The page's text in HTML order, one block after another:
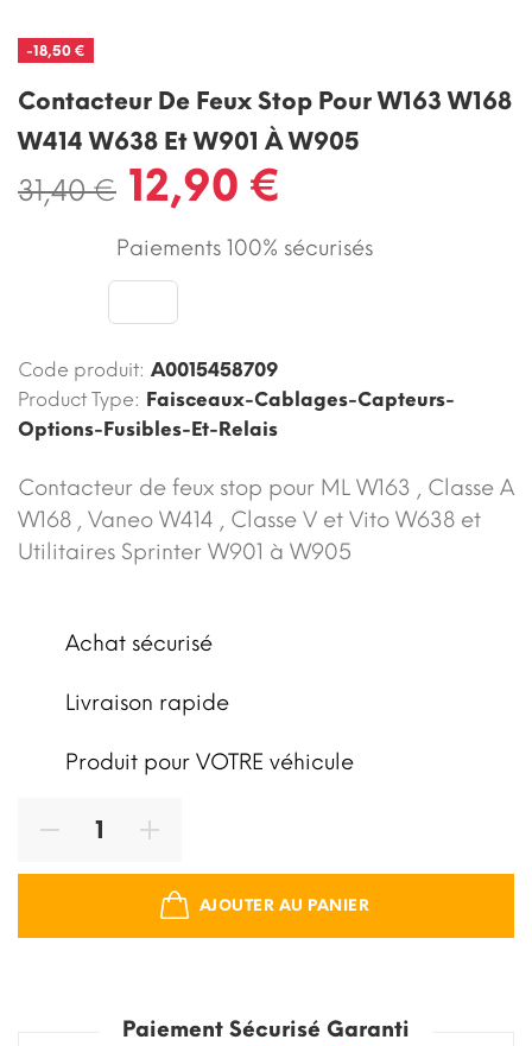
-18,50 €
Contacteur De Feux Stop Pour W163 W168
W414 W638 Et W901 À W905
31,40 € 12,90 €
Paiements 100% sécurisés
Code produit: A0015458709
Product Type: Faisceaux-Cablages-Capteurs-
Options-Fusibles-Et-Relais
Contacteur de feux stop pour ML W163 , Classe A
W168 , Vaneo W414 , Classe V et Vito W638 et
Utilitaires Sprinter W901 à W905
Achat sécurisé
Livraison rapide
Produit pour VOTRE véhicule
AJOUTER AU PANIER
Paiement Sécurisé Garanti